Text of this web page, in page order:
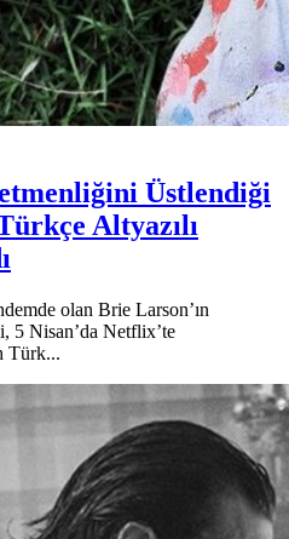
Üstlendiği
Altyazılı
olan Brie Larson’ın
5 Nisan’da Netflix’te
Türk...